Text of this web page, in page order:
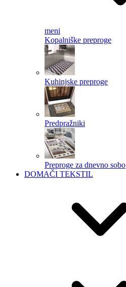
meni
Kopalniške preproge
Kuhinjske preproge
Predpražniki
Preproge za dnevno sobo
DOMAČI TEKSTIL